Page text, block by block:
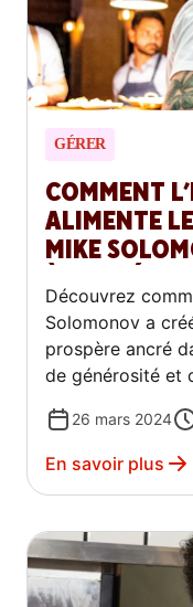
GÉRER
COMMENT
ALIMENTE
MIKE
Découvrez
Solomonov a
prospère ancré
de générosité et
commandes de
26 mars 2024
En savoir plus